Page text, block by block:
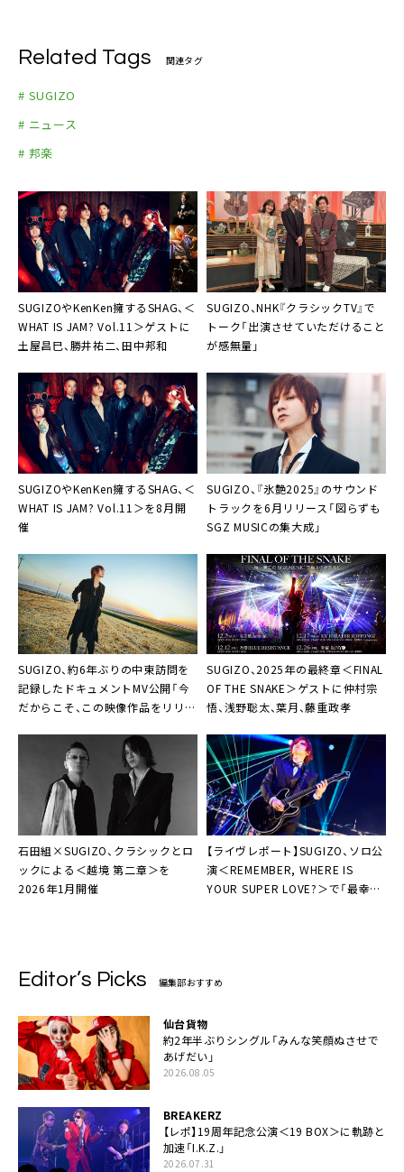
◆SUGIZO オフィシャルNiconicoチャンネル
◆THE ONENESS オフィシャルサイト
◆THE ONENESS オフィシャルTwitter
Related Tags 関連タグ
# SUGIZO
# ニュース
# 邦楽
SUGIZOやKenKen擁するSHAG、＜
WHAT IS JAM? Vol.11＞ゲストに
土屋昌巳、勝井祐二、田中邦和
SUGIZO、NHK『クラシックTV』で
トーク「出演させていただけること
が感無量」
SUGIZOやKenKen擁するSHAG、＜
WHAT IS JAM? Vol.11＞を8月開
催
SUGIZO、『氷艶2025』のサウンド
トラックを6月リリース「図らずも
SGZ MUSICの集大成」
SUGIZO、約6年ぶりの中東訪問を
記録したドキュメントMV公開「今
だからこそ、この映像作品をリリー
SUGIZO、2025年の最終章＜FINAL
OF THE SNAKE＞ゲストに仲村宗
悟、浅野聡太、葉月、藤重政孝
石田組×SUGIZO、クラシックとロ
ックによる＜越境 第二章＞を
2026年1月開催
【ライヴレポート】SUGIZO、ソロ公
演＜REMEMBER, WHERE IS
YOUR SUPER LOVE?＞で「最幸の
Editor’s Picks 編集部おすすめ
仙台貨物
約2年半ぶりシングル「みんな笑顔ぬさせで
あげだい」
2026.08.05
BREAKERZ
【レポ】19周年記念公演＜19 BOX＞に軌跡と
加速「I.K.Z.」
2026.07.31